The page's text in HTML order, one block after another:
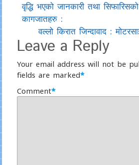
वृद्धि भएको जानकारी तथा
कागजातहरु :
वल्लो किरात जिन्दावाद :
Leave a Reply
Your email address will not be
fields are marked*
Comment*